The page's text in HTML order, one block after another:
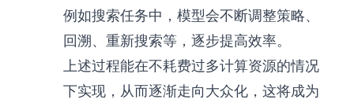
例如搜索任务中，模型会不断调整策略、
回溯、重新搜索等，逐步提高效率。
上述过程能在不耗费过多计算资源的情况
下实现，从而逐渐走向大众化，这将成为